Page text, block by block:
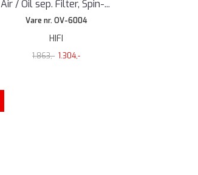
Air / Oil sep. Filter, Spin-...
Vare nr. OV-6004
HIFI
1.863,- 1.304,-